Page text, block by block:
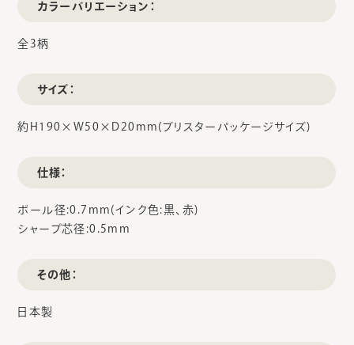
カラーバリエーション：
全3柄
サイズ：
約H190×W50×D20mm(ブリスターパッケージサイズ)
仕様：
ボール径:0.7mm(インク色:黒、赤)
シャープ芯径:0.5mm
その他：
日本製